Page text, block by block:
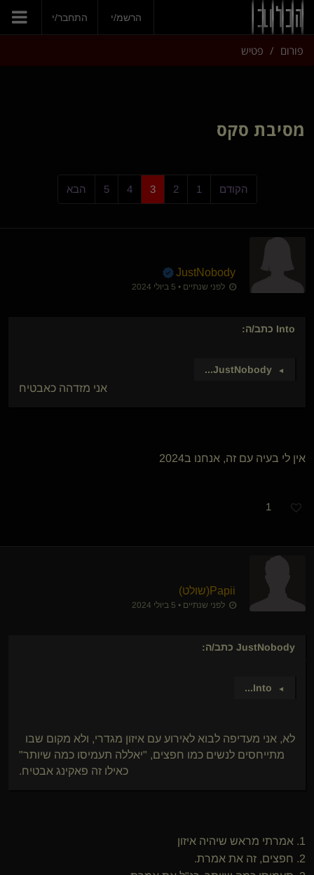
הצטרפי עכשיו
הרשמ/י התחבר/י
פורום פטיש
מסיבת סקס
הקודם 1
2
3
4
5 הבא
JustNobody
לפני שנתיים • 5 ביולי 2024
Into כתב/ה:
►
JustNobody
...
אני מזדהה כאבטיח
אין לי בעיה עם זה, אנחנו ב2024
1
Papii​(שולט)
לפני שנתיים • 5 ביולי 2024
JustNobody כתב/ה:
►
Into
...
לא, אני מעדיפה לבוא לאירוע עם איזון מגדרי, ולא מקום שבו
מתייחסים לנשים כמו חפצים, "יאללה תעמיסו כמה שיותר"
כאילו זה פאקינג אבטיח.
1. אמרתי מראש שיהיה איזון
2. חפצים, זה את אמרת.